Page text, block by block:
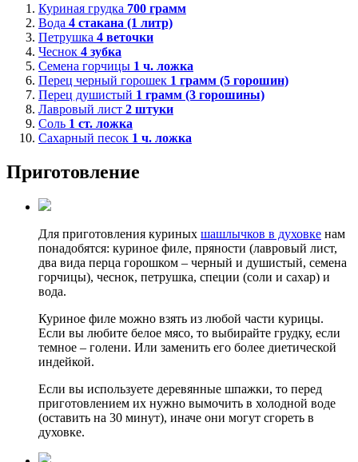
Куриная грудка 700 грамм
Вода 4 стакана (1 литр)
Петрушка 4 веточки
Чеснок 4 зубка
Семена горчицы 1 ч. ложка
Перец черный горошек 1 грамм (5 горошин)
Перец душистый 1 грамм (3 горошины)
Лавровый лист 2 штуки
Соль 1 ст. ложка
Сахарный песок 1 ч. ложка
Приготовление
Для приготовления куриных шашлычков в духовке нам
понадобятся: куриное филе, пряности (лавровый лист,
два вида перца горошком – черный и душистый, семена
горчицы), чеснок, петрушка, специи (соли и сахар) и
вода.
Куриное филе можно взять из любой части курицы.
Если вы любите белое мясо, то выбирайте грудку, если
темное – голени. Или заменить его более диетической
индейкой.
Если вы используете деревянные шпажки, то перед
приготовлением их нужно вымочить в холодной воде
(оставить на 30 минут), иначе они могут сгореть в
духовке.